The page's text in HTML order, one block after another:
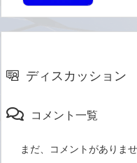
ディスカッション
コメント一覧
まだ、コメントがありま